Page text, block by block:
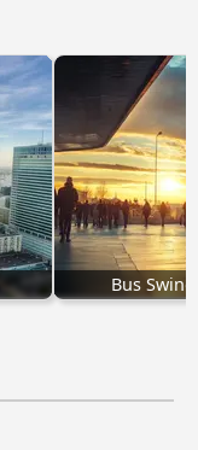
Bus